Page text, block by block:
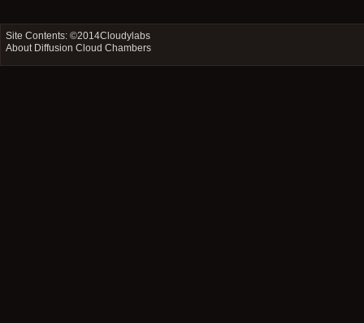
Site Contents: ©2014Cloudylabs
About Diffusion Cloud Chambers